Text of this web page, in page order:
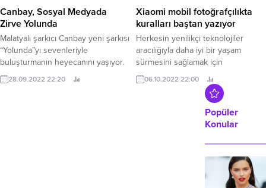
çeşitli haklar sağlamaktadır. Peki,
çalışan anne adayının hakları
Hamile Kadın Hakları Nelerdir?
Çalışan hamile kadınların yasal
olarak güvence...
Canbay, Sosyal Medyada
Zirve Yolunda
Malatyalı şarkıcı Canbay yeni şarkısı
“Yolunda”yı sevenleriyle
buluşturmanın heyecanını yaşıyor.
28.09.2022 22:20
Xiaomi mobil fotoğrafçılıkta
kuralları baştan yazıyor
Herkesin yenilikçi teknolojiler
aracılığıyla daha iyi bir yaşam
sürmesini sağlamak için
durmaksızın, adil fiyatlarla harika
ürünler üreten Xiaomi’nin Redmi
Note 11 Serisi özelinde
gerçekleştirdiği fotoğraf
yarışmasının kazananları belli oldu.
06.10.2022 22:00
Popüler
Konular